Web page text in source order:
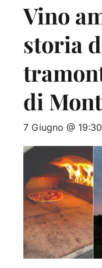
Vino
storia
di
7 Giugno @ 19:30